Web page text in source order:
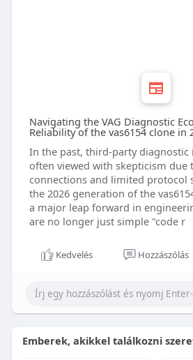
Navigating the VAG Diagnostic
Reliability of the vas6154 clone in
In the past, third-party diagnostic
often viewed with skepticism due
connections and limited protocol
the 2026 generation of the
a major leap forward in
are no longer just simple "code r
Kedvelés Hozzászólás
Emberek, akikkel találkozni